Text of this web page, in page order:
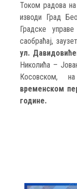
Током радова на
изводи Град
Градске
саобраћај,
ул.
Николића –
Косовском,
временском
године.